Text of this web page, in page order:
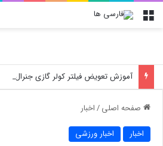
منو
آموزش تعویض فیلتر کولر گازی جنرال مکس
صفحه اصلی/اخبار
اخبار اخبار ورزشی